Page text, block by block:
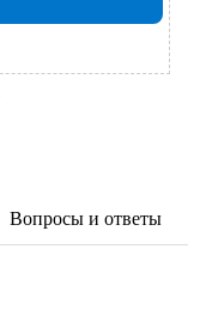
Вопросы и ответы